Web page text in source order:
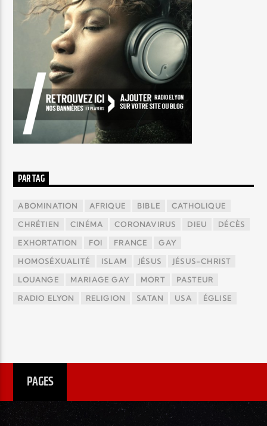
PAR TAG
ABOMINATION AFRIQUE BIBLE CATHOLIQUE
CHRÉTIEN CINÉMA CORONAVIRUS DIEU DÉCÈS
EXHORTATION FOI FRANCE GAY
HOMOSÉXUALITÉ ISLAM JÉSUS JÉSUS-CHRIST
LOUANGE MARIAGE GAY MORT PASTEUR
RADIO ELYON RELIGION SATAN USA ÉGLISE
PAGES